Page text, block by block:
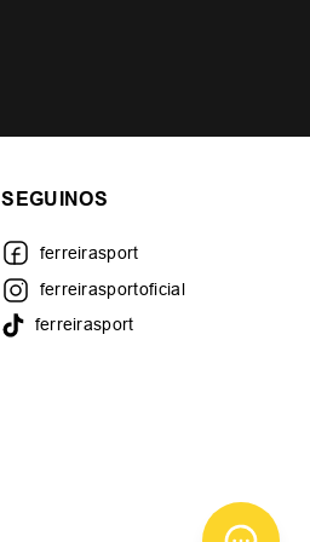
SEGUINOS
ferreirasport
ferreirasportoficial
ferreirasport